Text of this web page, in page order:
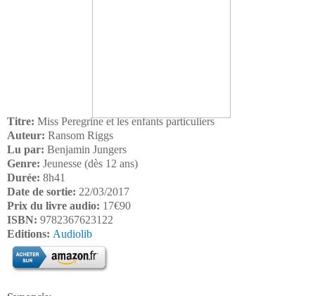
Titre: Miss Peregrine et les enfants particuliers
Auteur: Ransom Riggs
Lu par: Benjamin Jungers
Genre: Jeunesse (dès 12 ans)
Durée: 8h41
Date de sortie: 22/03/2017
Prix du livre audio: 17€90
ISBN: 9782367623122
Editions: Audiolib